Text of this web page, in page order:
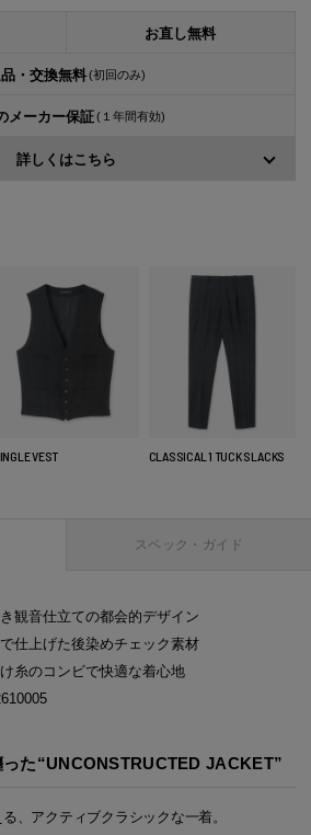
お直し無料
・交換無料 (初回のみ)
メーカー保証(１年間有効)
詳しくはこちら
VEST CLASSICAL 1 TUCK SLACKS
スペック・ガイド
観音仕立ての都会的デザイン
仕上げた後染めチェック素材
糸のコンビで快適な着心地
た“UNCONSTRUCTED JACKET”
、アクティブクラシックな一着。